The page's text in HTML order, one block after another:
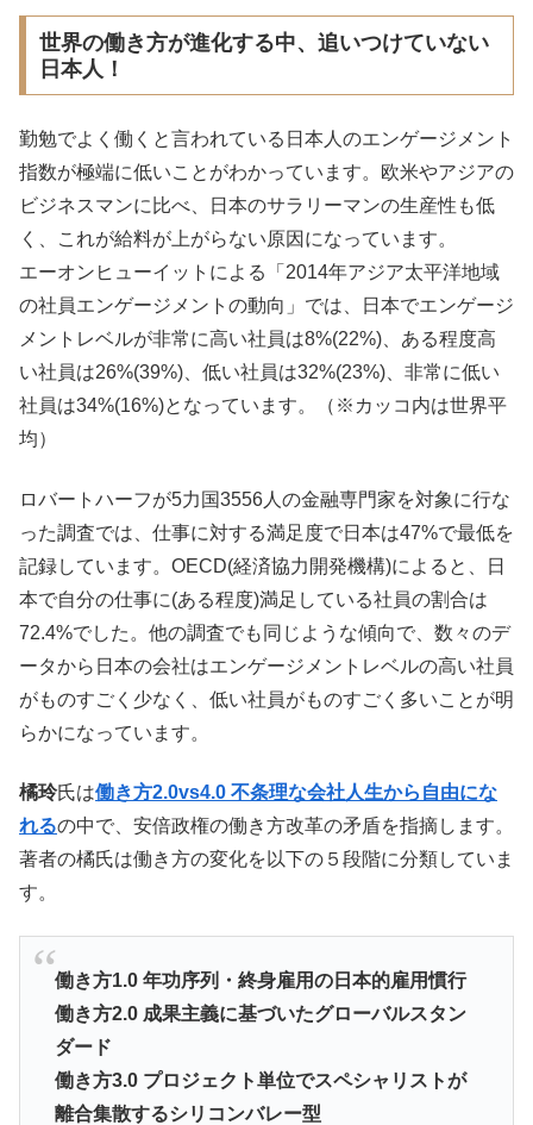
世界の働き方が進化する中、追いつけていない
日本人！
勤勉でよく働くと言われている日本人のエンゲージメント
指数が極端に低いことがわかっています。欧米やアジアの
ビジネスマンに比べ、日本のサラリーマンの生産性も低
く、これが給料が上がらない原因になっています。
エーオンヒューイットによる「2014年アジア太平洋地域
の社員エンゲージメントの動向」では、日本でエンゲージ
メントレベルが非常に高い社員は8%(22%)、ある程度高
い社員は26%(39%)、低い社員は32%(23%)、非常に低い
社員は34%(16%)となっています。（※カッコ内は世界平
均）
ロバートハーフが5力国3556人の金融専門家を対象に行な
った調査では、仕事に対する満足度で日本は47%で最低を
記録しています。OECD(経済協力開発機構)によると、日
本で自分の仕事に(ある程度)満足している社員の割合は
72.4%でした。他の調査でも同じような傾向で、数々のデ
ータから日本の会社はエンゲージメントレベルの高い社員
がものすごく少なく、低い社員がものすごく多いことが明
らかになっています。
橘玲氏は働き方2.0vs4.0 不条理な会社人生から自由にな
れるの中で、安倍政権の働き方改革の矛盾を指摘します。
著者の橘氏は働き方の変化を以下の５段階に分類していま
す。
働き方1.0 年功序列・終身雇用の日本的雇用慣行
働き方2.0 成果主義に基づいたグローバルスタン
ダード
働き方3.0 プロジェクト単位でスペシャリストが
離合集散するシリコンバレー型